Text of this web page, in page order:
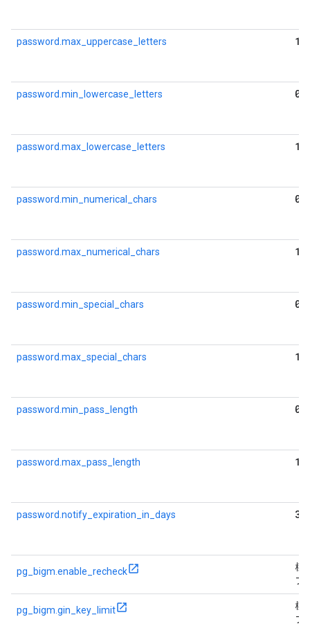
password.max_uppercase_letters
password.min_lowercase_letters 0
password.max_lowercase_letters
password.min_numerical_chars 0
password.max_numerical_chars
password.min_special_chars 0
password.max_special_chars
password.min_pass_length 0
password.max_pass_length
password.notify_expiration_in_days 30
pg_bigm.enable_recheck
標
フ
pg_bigm.gin_key_limit
標
フ